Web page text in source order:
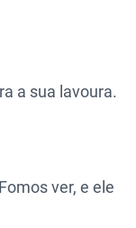
a sua lavoura.
ver, e ele